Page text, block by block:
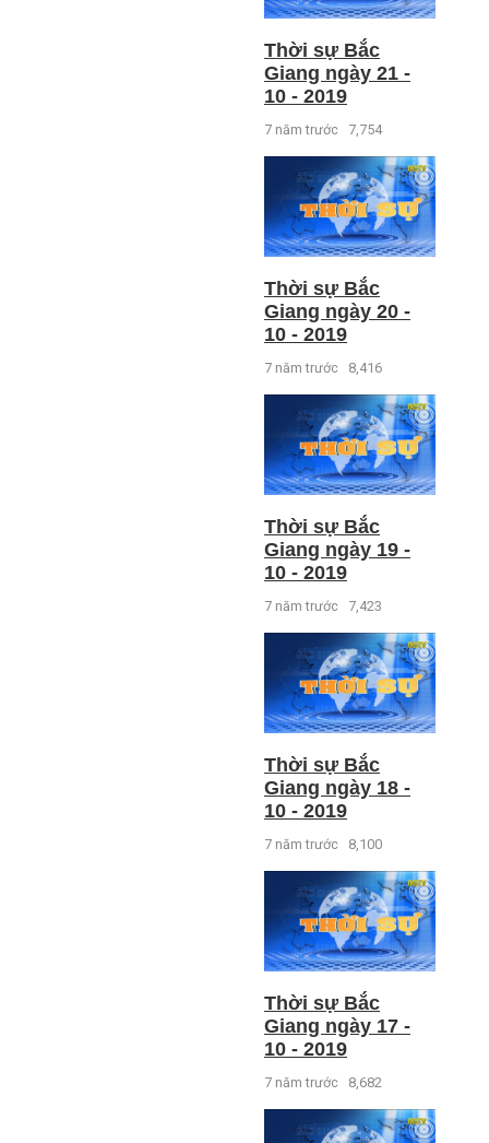
Thời sự Bắc
Giang ngày 21 -
10 - 2019
7 năm trước 7,754
Thời sự Bắc
Giang ngày 20 -
10 - 2019
7 năm trước 8,416
Thời sự Bắc
Giang ngày 19 -
10 - 2019
7 năm trước 7,423
Thời sự Bắc
Giang ngày 18 -
10 - 2019
7 năm trước 8,100
Thời sự Bắc
Giang ngày 17 -
10 - 2019
7 năm trước 8,682